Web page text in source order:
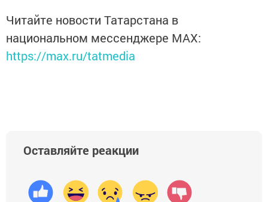
Читайте новости Татарстана в
национальном мессенджере MАХ:
https://max.ru/tatmedia
Оставляйте реакции